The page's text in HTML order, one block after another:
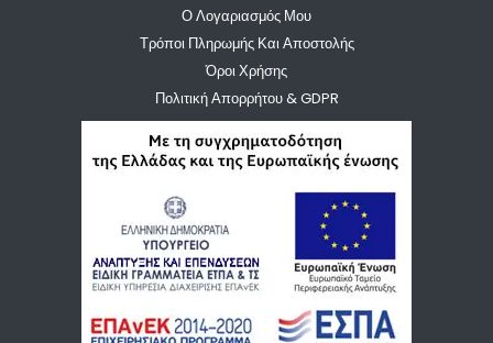
Ο Λογαριασμός Μου
Τρόποι Πληρωμής Και Αποστολής
Όροι Χρήσης
Πολιτική Απορρήτου & GDPR